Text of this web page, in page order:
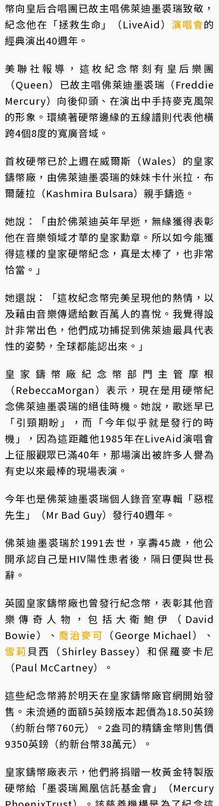
幣向皇后合唱團已故主唱佛萊迪墨裘瑞致敬，
紀念他在「拯救生命」（LiveAid）演唱會的
經典演出40週年。
美聯社報導，這枚紀念幣刻有皇后樂團
（Queen）已故主唱佛萊迪墨裘瑞（Freddie
Mercury）向後仰頭、在演出中手持麥克風架
的形象。環繞著硬幣邊緣的五線譜則代表他橫
跨4個8度的寬廣音域。
首枚硬幣已於上週在威爾斯（Wales）的皇家
鑄幣廠，由佛萊迪墨裘瑞的妹妹卡什米拉．布
爾薩拉（Kashmira Bulsara）親手鑄造。
她說：「由於佛萊迪英年早逝，無緣獲得表彰
他在音樂領域才華的皇家勳章。所以如今能獲
得這樣的皇家硬幣紀念，真是太棒了，也非常
恰當。」
她還說：「這枚紀念幣完美呈現他的熱情，以
及藉由音樂傳遞給數百萬人的喜悅。我覺得設
計非常出色，他們成功捕捉到佛萊迪最具代表
性的姿勢，全球都能認出來。」
皇家鑄幣廠紀念幣部門主管摩根
（RebeccaMorgan）表示，現在是用硬幣紀
念佛萊迪墨裘瑞的絕佳時機。她說，歌迷早已
「引頸期盼」，而「今年似乎就是發行的時
機」，因為這距離他1985年在LiveAid演唱會
上征服觀眾已滿40年，那場演出被許多人譽為
有史以來最棒的現場表演。
今年也是佛萊迪墨裘瑞個人錄音室專輯「惡棍
先生」（Mr Bad Guy）發行40週年。
佛萊迪墨裘瑞於1991去世，享壽45歲，他公
開承認自己是HIV陽性患者後，隔日便與世長
辭。
英國皇家鑄幣廠也曾發行紀念幣，表彰其他音
樂傳奇人物，包括大衛鮑伊（David
Bowie）、 喬治麥可 （George Michael）、
雪莉 貝西（Shirley Bassey）和保羅麥卡尼
（Paul McCartney）。
這些紀念幣將於明天在皇家鑄幣廠官網開始發
售。未流通的面額5英鎊版本起價為18.50英鎊
（約新台幣760元）。2盎司的精鑄金幣則售價
9350英鎊（約新台幣38萬元）。
皇家鑄幣廠表示，他們將捐贈一枚黃金特製版
硬幣給「墨裘瑞鳳凰信託基金會」（Mercury